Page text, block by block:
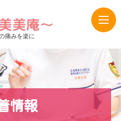
痛みを楽に
情報